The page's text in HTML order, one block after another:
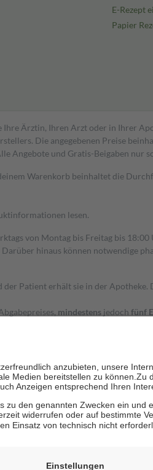
E-Rezept
Papier
Ihre Ärztin, Ihren Arzt oder in Ihrer
Die angegebenen Preise
Angebote und Gratis-Beigaben nur
Warenkorb beinhaltet die
lesen.
von Montag bis Freitag bis
hinaus können notwendige
Patient erhält sie in der
mindestens jedoch fünf
die besondere Stellung der Familie
der Fahrkosten
werden